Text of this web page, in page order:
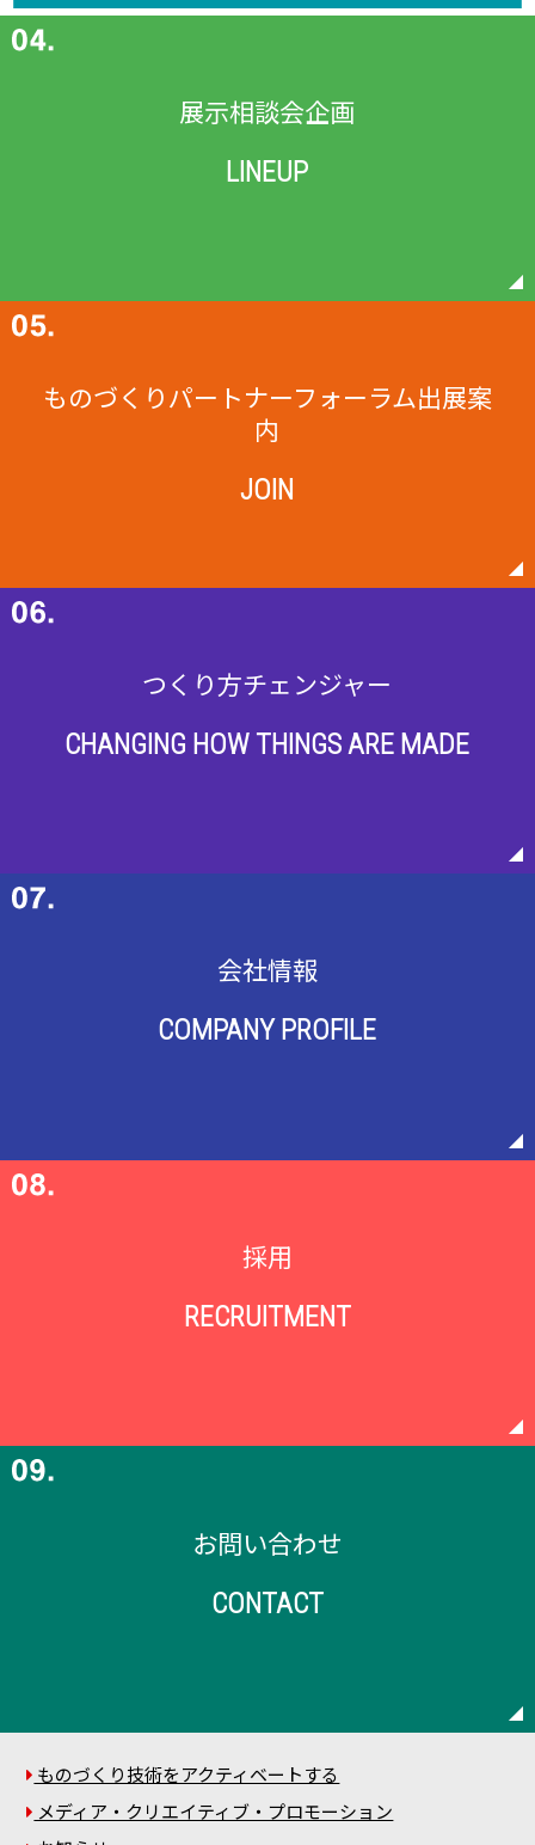
展示相談会企画
LINEUP
ものづくりパートナーフォーラム出展案
内
JOIN
つくり方チェンジャー
CHANGING HOW THINGS ARE MADE
会社情報
COMPANY PROFILE
採用
RECRUITMENT
お問い合わせ
CONTACT
ものづくり技術をアクティベートする
メディア・クリエイティブ・プロモーション